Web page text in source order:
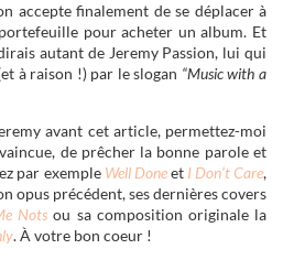
accepte finalement de se déplacer à
pour acheter un album. Et
autant de Jeremy Passion, lui qui
à raison !) par le slogan “Music with a
avant cet article, permettez-moi
de prêcher la bonne parole et
par exemple Well Doneet I Don’t Care,
opus précédent, ses dernières covers
Nots ou sa composition originale la
. À votre bon coeur !